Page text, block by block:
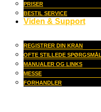
PRISER
BESTIL SERVICE
Viden & Support
REGISTRER DIN KRAN
OFTE STILLEDE SPØRGSMÅL
MANUALER OG LINKS
MESSE
FORHANDLER